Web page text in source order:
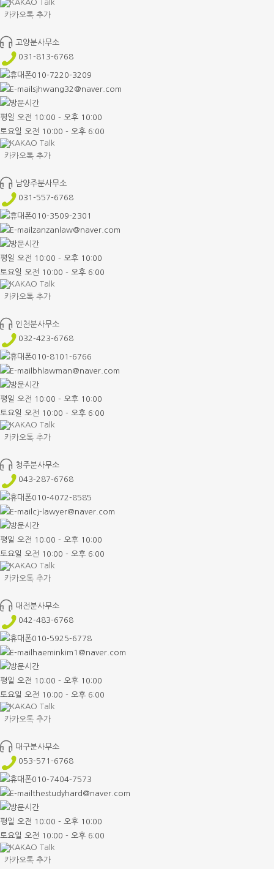
카카오톡 추가
고양분사무소
031-813-6768
010-7220-3209
sjhwang32@naver.com
평일 오전 10:00 - 오후 10:00
토요일 오전 10:00 - 오후 6:00
카카오톡 추가
남양주분사무소
031-557-6768
010-3509-2301
zanzanlaw@naver.com
평일 오전 10:00 - 오후 10:00
토요일 오전 10:00 - 오후 6:00
카카오톡 추가
인천분사무소
032-423-6768
010-8101-6766
bhlawman@naver.com
평일 오전 10:00 - 오후 10:00
토요일 오전 10:00 - 오후 6:00
카카오톡 추가
청주분사무소
043-287-6768
010-4072-8585
cj-lawyer@naver.com
평일 오전 10:00 - 오후 10:00
토요일 오전 10:00 - 오후 6:00
카카오톡 추가
대전분사무소
042-483-6768
010-5925-6778
haeminkim1@naver.com
평일 오전 10:00 - 오후 10:00
토요일 오전 10:00 - 오후 6:00
카카오톡 추가
대구분사무소
053-571-6768
010-7404-7573
thestudyhard@naver.com
평일 오전 10:00 - 오후 10:00
토요일 오전 10:00 - 오후 6:00
카카오톡 추가